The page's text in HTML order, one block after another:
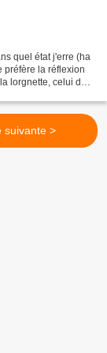
quel état j'erre (ha
préfère la réflexion
lorgnette, celui de
suivante >